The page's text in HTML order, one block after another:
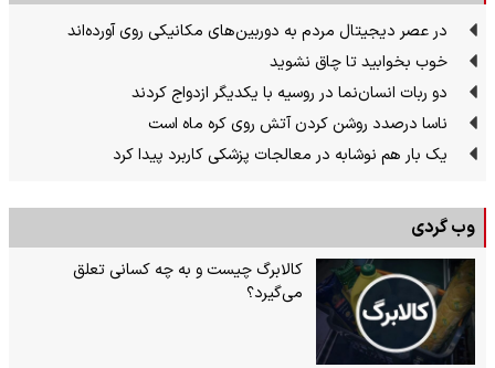
در عصر دیجیتال مردم به دوربین‌های مکانیکی روی آورده‌اند
خوب بخوابید تا چاق نشوید
دو ربات انسان‌نما در روسیه با یکدیگر ازدواج کردند
ناسا درصدد روشن کردن آتش روی کره ماه است
یک بار هم نوشابه در معالجات پزشکی کاربرد پیدا کرد
وب گردی
کالابرگ چیست و به چه کسانی تعلق
می‌گیرد؟